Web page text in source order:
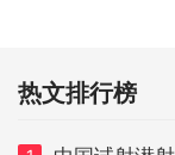
热文排行榜